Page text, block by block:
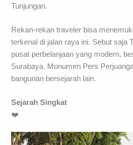
Tunjungan.
Rekan-rekan traveler bisa
terkenal di jalan raya ini. Sebut saja
pusat perbelanjaan yang modern,
Surabaya. Monumen Pers
bangunan bersejarah lain.
Sejarah Singkat
❤️